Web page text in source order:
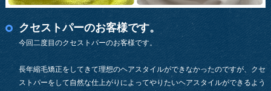
クセストパーのお客様です。
今回二度目のクセストパーのお客様です。
長年縮毛矯正をしてきて理想のヘアスタイルができなかったのですが、クセ
ストパーをして自然な仕上がりによってやりたいヘアスタイルができるよう